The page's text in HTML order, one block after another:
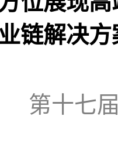
链解决方
第十七